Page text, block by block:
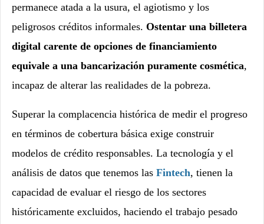
permanece atada a la usura, el agiotismo y los
peligrosos créditos informales. Ostentar una billetera
digital carente de opciones de financiamiento
equivale a una bancarización puramente cosmética,
incapaz de alterar las realidades de la pobreza.
Superar la complacencia histórica de medir el progreso
en términos de cobertura básica exige construir
modelos de crédito responsables. La tecnología y el
análisis de datos que tenemos las Fintech, tienen la
capacidad de evaluar el riesgo de los sectores
históricamente excluidos, haciendo el trabajo pesado